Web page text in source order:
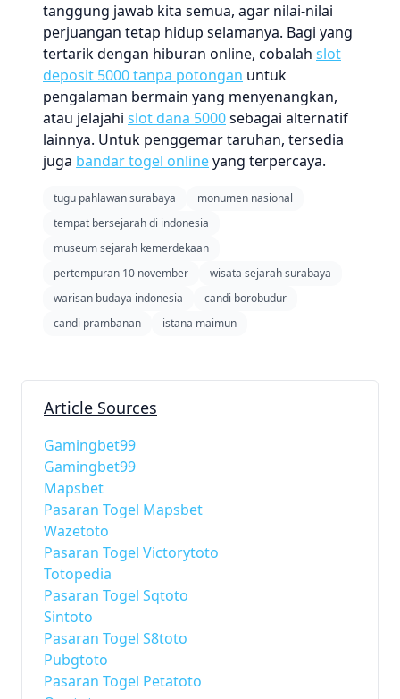
tanggung jawab kita semua, agar nilai-nilai
perjuangan tetap hidup selamanya. Bagi yang
tertarik dengan hiburan online, cobalah slot
deposit 5000 tanpa potongan untuk
pengalaman bermain yang menyenangkan,
atau jelajahi slot dana 5000sebagai alternatif
lainnya. Untuk penggemar taruhan, tersedia
juga bandar togel onlineyang terpercaya.
tugu pahlawan surabaya
monumen nasional
tempat bersejarah di indonesia
museum sejarah kemerdekaan
pertempuran 10 november
wisata sejarah surabaya
warisan budaya indonesia
candi borobudur
candi prambanan
istana maimun
Article Sources
Gamingbet99
Gamingbet99
Mapsbet
Pasaran Togel Mapsbet
Wazetoto
Pasaran Togel Victorytoto
Totopedia
Pasaran Togel Sqtoto
Sintoto
Pasaran Togel S8toto
Pubgtoto
Pasaran Togel Petatoto